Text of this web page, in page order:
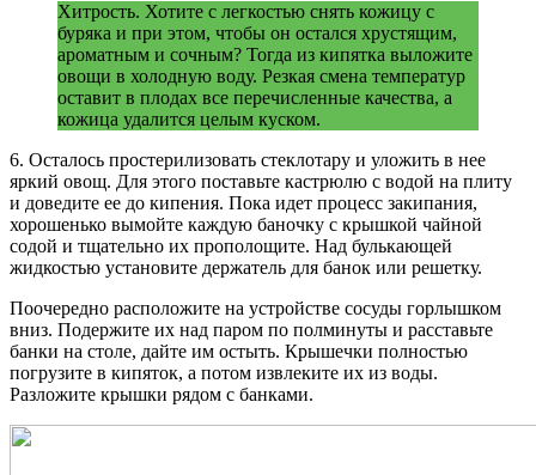
Хитрость. Хотите с легкостью снять кожицу с
буряка и при этом, чтобы он остался хрустящим,
ароматным и сочным? Тогда из кипятка выложите
овощи в холодную воду. Резкая смена температур
оставит в плодах все перечисленные качества, а
кожица удалится целым куском.
6. Осталось простерилизовать стеклотару и уложить в нее
яркий овощ. Для этого поставьте кастрюлю с водой на плиту
и доведите ее до кипения. Пока идет процесс закипания,
хорошенько вымойте каждую баночку с крышкой чайной
содой и тщательно их прополощите. Над булькающей
жидкостью установите держатель для банок или решетку.
Поочередно расположите на устройстве сосуды горлышком
вниз. Подержите их над паром по полминуты и расставьте
банки на столе, дайте им остыть. Крышечки полностью
погрузите в кипяток, а потом извлеките их из воды.
Разложите крышки рядом с банками.